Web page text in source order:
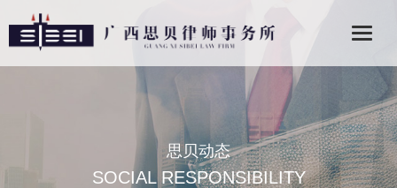
思贝动态
SOCIAL RESPONSIBILITY